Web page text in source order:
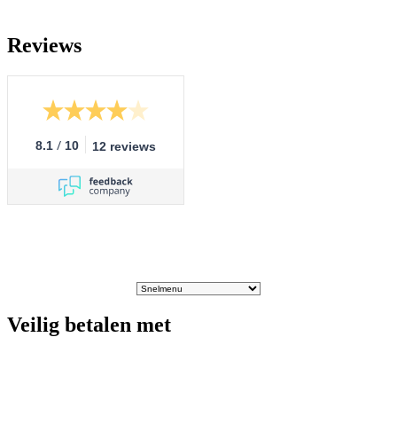
Reviews
8.1 / 10 12 reviews
Veilig betalen met